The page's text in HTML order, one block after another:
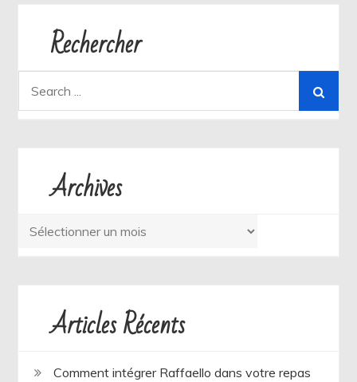
Rechercher
Archives
Archives
Articles Récents
Comment intégrer Raffaello dans votre repas